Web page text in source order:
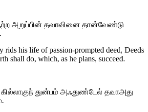
அறுப்பின் தவாவினை தான்வேண்டு
rids his life of passion-prompted deed, Deeds
shall do, which, as he plans, succeed.
துன்பம் அஃதுண்டேல் தவாஅது